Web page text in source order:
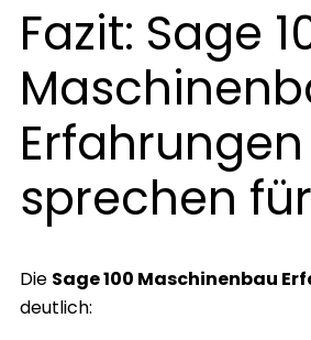
Fazit: Sage
Erfahrungen
sprechen
Die Sage 100 Maschinenbau
deutlich: